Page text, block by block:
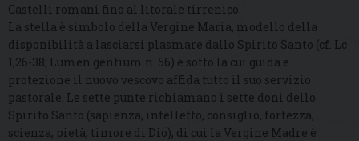
Castelli romani fino al litorale tirrenico.
La stella è simbolo della Vergine Maria, modello della
disponibilità a lasciarsi plasmare dallo Spirito Santo (cf. Lc
1,26-38; Lumen gentium n. 56) e sotto la cui guida e
protezione il nuovo vescovo affida tutto il suo servizio
pastorale. Le sette punte richiamano i sette doni dello
Spirito Santo (sapienza, intelletto, consiglio, fortezza,
scienza, pietà, timore di Dio), di cui la Vergine Madre è